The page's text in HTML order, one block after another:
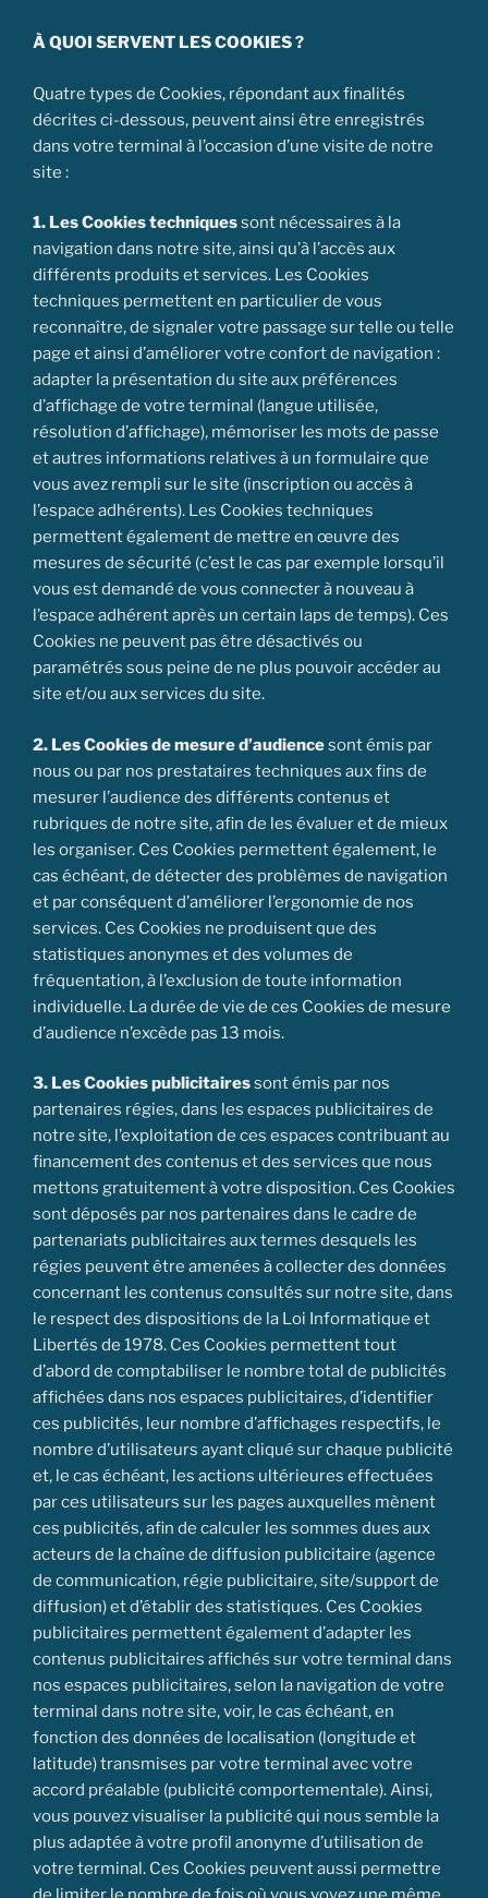
À QUOI SERVENT LES COOKIES ?
Quatre types de Cookies, répondant aux finalités
décrites ci-dessous, peuvent ainsi être enregistrés
dans votre terminal à l’occasion d’une visite de notre
site :
1. Les Cookies techniquessont nécessaires à la
navigation dans notre site, ainsi qu’à l’accès aux
différents produits et services. Les Cookies
techniques permettent en particulier de vous
reconnaître, de signaler votre passage sur telle ou telle
page et ainsi d’améliorer votre confort de navigation :
adapter la présentation du site aux préférences
d’affichage de votre terminal (langue utilisée,
résolution d’affichage), mémoriser les mots de passe
et autres informations relatives à un formulaire que
vous avez rempli sur le site (inscription ou accès à
l’espace adhérents). Les Cookies techniques
permettent également de mettre en œuvre des
mesures de sécurité (c’est le cas par exemple lorsqu’il
vous est demandé de vous connecter à nouveau à
l’espace adhérent après un certain laps de temps). Ces
Cookies ne peuvent pas être désactivés ou
paramétrés sous peine de ne plus pouvoir accéder au
site et/ou aux services du site.
2. Les Cookies de mesure d’audiencesont émis par
nous ou par nos prestataires techniques aux fins de
mesurer l’audience des différents contenus et
rubriques de notre site, afin de les évaluer et de mieux
les organiser. Ces Cookies permettent également, le
cas échéant, de détecter des problèmes de navigation
et par conséquent d’améliorer l’ergonomie de nos
services. Ces Cookies ne produisent que des
statistiques anonymes et des volumes de
fréquentation, à l’exclusion de toute information
individuelle. La durée de vie de ces Cookies de mesure
d’audience n’excède pas 13 mois.
3. Les Cookies publicitairessont émis par nos
partenaires régies, dans les espaces publicitaires de
notre site, l’exploitation de ces espaces contribuant au
financement des contenus et des services que nous
mettons gratuitement à votre disposition. Ces Cookies
sont déposés par nos partenaires dans le cadre de
partenariats publicitaires aux termes desquels les
régies peuvent être amenées à collecter des données
concernant les contenus consultés sur notre site, dans
le respect des dispositions de la Loi Informatique et
Libertés de 1978. Ces Cookies permettent tout
d’abord de comptabiliser le nombre total de publicités
affichées dans nos espaces publicitaires, d’identifier
ces publicités, leur nombre d’affichages respectifs, le
nombre d’utilisateurs ayant cliqué sur chaque publicité
et, le cas échéant, les actions ultérieures effectuées
par ces utilisateurs sur les pages auxquelles mènent
ces publicités, afin de calculer les sommes dues aux
acteurs de la chaîne de diffusion publicitaire (agence
de communication, régie publicitaire, site/support de
diffusion) et d’établir des statistiques. Ces Cookies
publicitaires permettent également d’adapter les
contenus publicitaires affichés sur votre terminal dans
nos espaces publicitaires, selon la navigation de votre
terminal dans notre site, voir, le cas échéant, en
fonction des données de localisation (longitude et
latitude) transmises par votre terminal avec votre
accord préalable (publicité comportementale). Ainsi,
vous pouvez visualiser la publicité qui nous semble la
plus adaptée à votre profil anonyme d’utilisation de
votre terminal. Ces Cookies peuvent aussi permettre